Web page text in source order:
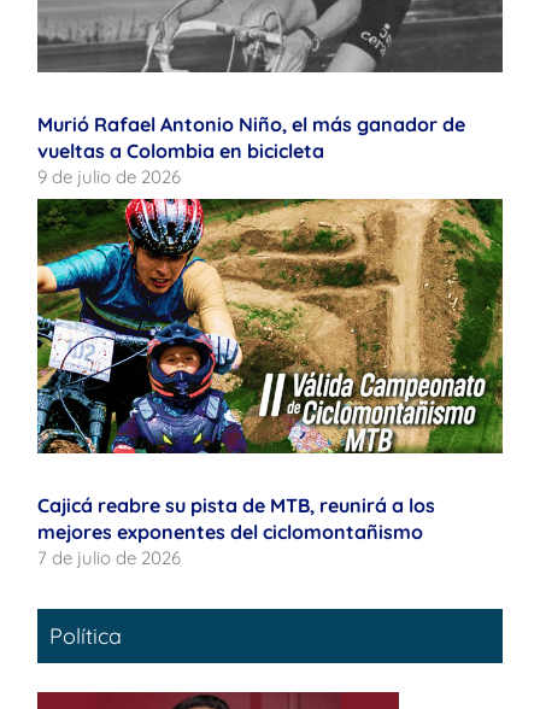
Murió Rafael Antonio Niño, el más ganador de
vueltas a Colombia en bicicleta
9 de julio de 2026
Cajicá reabre su pista de MTB, reunirá a los
mejores exponentes del ciclomontañismo
7 de julio de 2026
Política